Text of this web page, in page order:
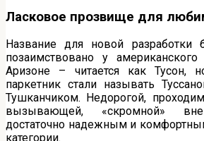
Ласковое прозвище для
Название для новой разработки
позаимствовано у
Аризоне – читается как Тусон,
паркетник стали называть
Тушканчиком. Недорогой,
вызывающей, «скромной»
достаточно надежным и
категории.